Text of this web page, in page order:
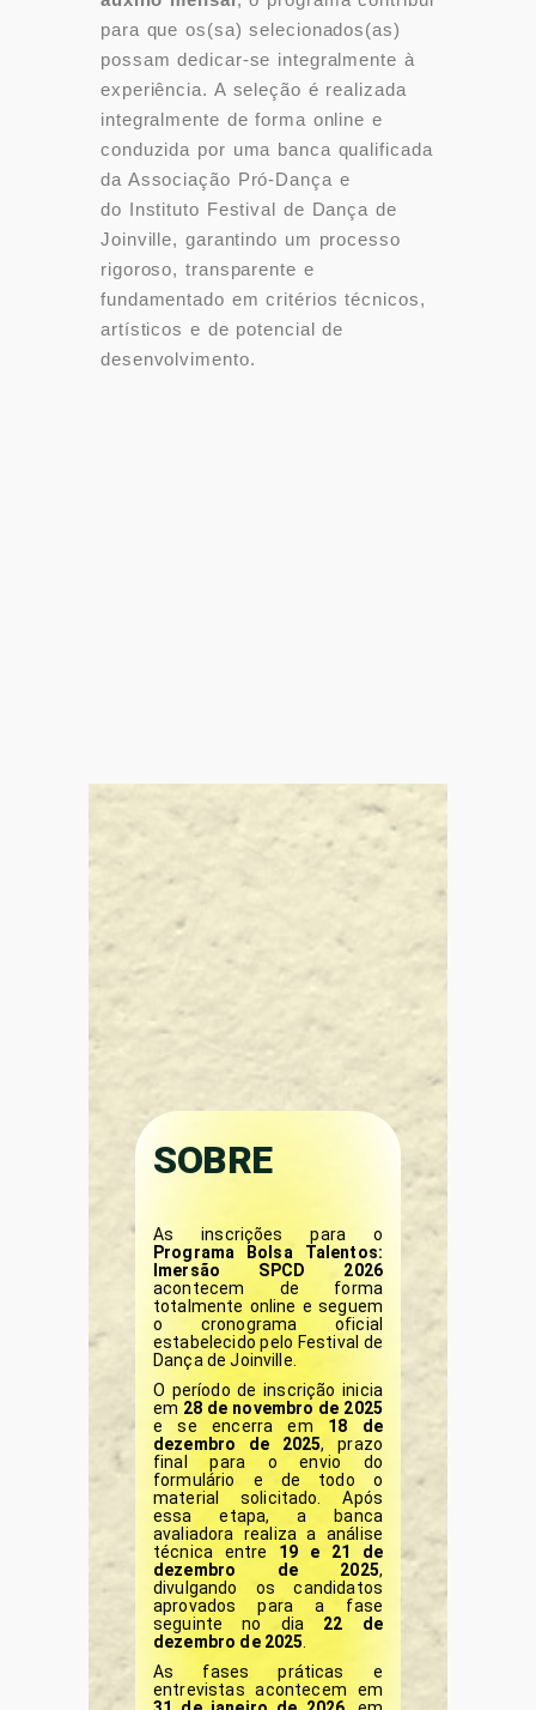
para que os(sa) selecionados(as)
possam dedicar-se integralmente à
experiência. A seleção é realizada
integralmente de forma online e
conduzida por uma banca qualificada
da Associação Pró-Dança e
do Instituto Festival de Dança de
Joinville, garantindo um processo
rigoroso, transparente e
fundamentado em critérios técnicos,
artísticos e de potencial de
desenvolvimento.
SOBRE
As inscrições para o
Programa Bolsa Talentos:
Imersão SPCD 2026
acontecem de forma
totalmente online e seguem
o cronograma oficial
estabelecido pelo Festival de
Dança de Joinville.
O período de inscrição inicia
em 28 de novembro de 2025
e se encerra em 18 de
dezembro de 2025, prazo
final para o envio do
formulário e de todo o
material solicitado. Após
essa etapa, a banca
avaliadora realiza a análise
técnica entre 19 e 21 de
dezembro de 2025,
divulgando os candidatos
aprovados para a fase
seguinte no dia 22 de
dezembro de 2025
As fases práticas e
entrevistas acontecem em